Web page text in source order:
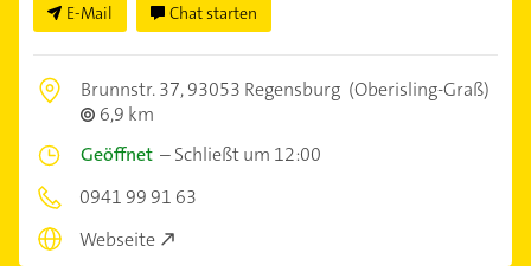
E-Mail Chat starten
Brunnstr. 37,93053 Regensburg (Oberisling-Graß)
6,9 km
Geöffnet –Schließt um 12:00
0941 99 91 63
Webseite